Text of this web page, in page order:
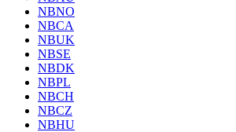
NBNO
NBCA
NBUK
NBSE
NBDK
NBPL
NBCH
NBCZ
NBHU